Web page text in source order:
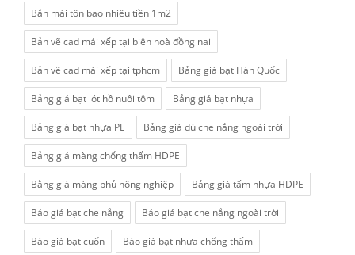
Bắn mái tôn bao nhiêu tiền 1m2
Bản vẽ cad mái xếp tại biên hoà đồng nai
Bản vẽ cad mái xếp tại tphcm Bảng giá bạt Hàn Quốc
Bảng giá bạt lót hồ nuôi tôm Bảng giá bạt nhựa
Bảng giá bạt nhựa PE Bảng giá dù che nắng ngoài trời
Bảng giá màng chống thấm HDPE
Bằng giá màng phủ nông nghiệp Bảng giá tấm nhựa HDPE
Báo giá bạt che nắng Báo giá bạt che nắng ngoài trời
Báo giá bạt cuốn Báo giá bạt nhựa chống thấm